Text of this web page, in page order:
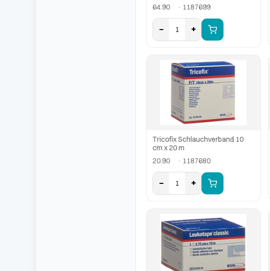
64.90
· 1187699
− 1 +
Tricofix Schlauchverband 10
cm x 20 m
20.90
· 1187680
− 1 +